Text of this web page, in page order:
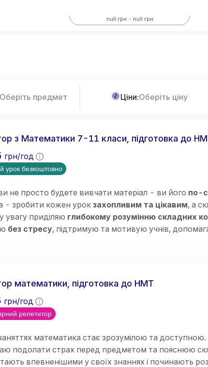
null грн - null грн
Оберіть предмет Ціни:Оберіть ціну
Більше фільтрів
з Математики 7-11 класи, підготовка до
грн/год
урок безкоштовно
не просто будете вивчати матеріал - ви його по-
- зробити кожен урок захопливим та цікавим, а
увагу приділяю глибокому розумінню складних
без стресу, підтримую та мотивую учнів,
математики, підготовка до НМТ
грн/год
репетитор
математика стає зрозумілою та
подолати страх перед предметом та пояснюю
впевненішими у своїх знаннях і починають